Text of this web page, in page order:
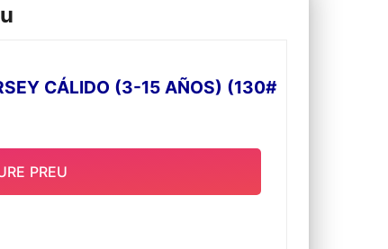
CÁLIDO (3-15 AÑOS) (130#
PREU